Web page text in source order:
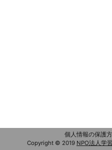
個人情報の保護
Copyright © 2019 NPO法人学